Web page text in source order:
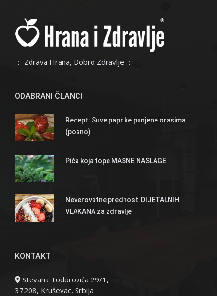
-:- Zdrava Hrana, Dobro Zdravlje -:-
ODABRANI ČLANCI
Recept: Suve paprike punjene orasima
(posno)
Pića koja tope MASNE NASLAGE
Neverovatne prednosti DIJETALNIH
VLAKANA za zdravlje
KONTAKT
Stevana Todorovića 29/1,
37208, Kruševac, Srbija